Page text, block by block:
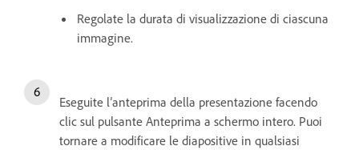
Regolate la durata di visualizzazione di ciascuna
immagine.
Eseguite l’anteprima della presentazione facendo
clic sul pulsante Anteprima a schermo intero. Puoi
tornare a modificare le diapositive in qualsiasi